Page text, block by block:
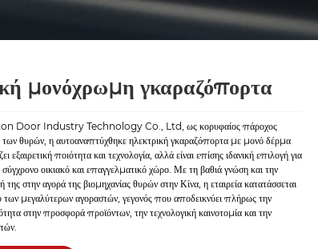
μονόχρωμη γκαραζόπορτα
Door Industry Technology Co., Ltd, ως κορυφαίος πάροχος
θυρών, η αυτοαναπτύχθηκε ηλεκτρική γκαραζόπορτα με μονό δέρμα
εξαιρετική ποιότητα και τεχνολογία, αλλά είναι επίσης ιδανική επιλογή για
οικιακό και επαγγελματικό χώρο. Με τη βαθιά γνώση και την
της στην αγορά της βιομηχανίας θυρών στην Κίνα, η εταιρεία κατατάσσεται
των μεγαλύτερων αγοραστών, γεγονός που αποδεικνύει πλήρως την
στην προσφορά προϊόντων, την τεχνολογική καινοτομία και την